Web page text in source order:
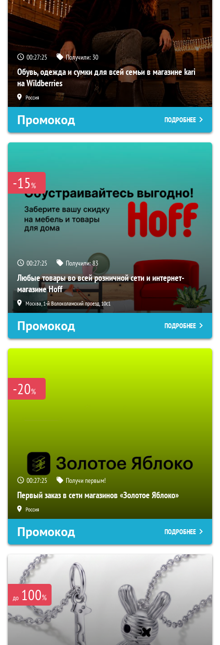
00:27:24 Получили: 30
Обувь, одежда и сумки для всей семьи в магазине kari
на Wildberries
Россия
Промокод ПОДРОБНЕЕ
-15%
00:27:24 Получили:83
Любые товары во всей розничной сети и интернет-
магазине Hoff
Москва, 1-й Волоколамский проезд, 10с1
Промокод ПОДРОБНЕЕ
-20%
00:27:24 Получи первым!
Первый заказ в сети магазинов «Золотое Яблоко»
Россия
Промокод ПОДРОБНЕЕ
до 100%